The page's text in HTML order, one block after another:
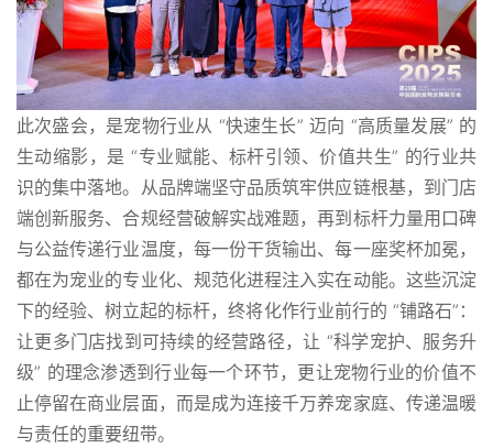
此次盛会，是宠物行业从 “快速生长” 迈向 “高质量发展” 的
生动缩影，是 “专业赋能、标杆引领、价值共生” 的行业共
识的集中落地。从品牌端坚守品质筑牢供应链根基，到门店
端创新服务、合规经营破解实战难题，再到标杆力量用口碑
与公益传递行业温度，每一份干货输出、每一座奖杯加冕，
都在为宠业的专业化、规范化进程注入实在动能。这些沉淀
下的经验、树立起的标杆，终将化作行业前行的 “铺路石”：
让更多门店找到可持续的经营路径，让 “科学宠护、服务升
级” 的理念渗透到行业每一个环节，更让宠物行业的价值不
止停留在商业层面，而是成为连接千万养宠家庭、传递温暖
与责任的重要纽带。